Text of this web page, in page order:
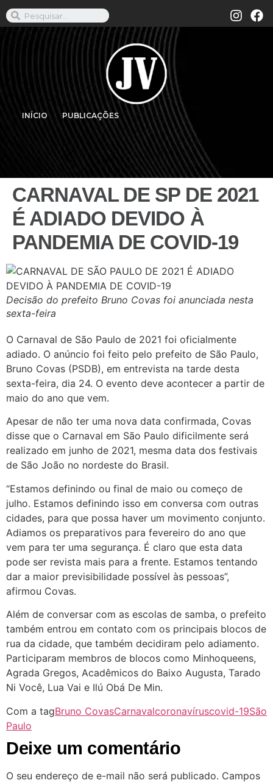
INÍCIO PUBLICAÇÕES
CARNAVAL DE SP DE 2021
É ADIADO DEVIDO À
PANDEMIA DE COVID-19
Decisão do prefeito Bruno Covas foi anunciada nesta
sexta-feira
O Carnaval de São Paulo de 2021 foi oficialmente
adiado. O anúncio foi feito pelo prefeito de São Paulo,
Bruno Covas (PSDB), em entrevista na tarde desta
sexta-feira, dia 24. O evento deve acontecer a partir de
maio do ano que vem.
Apesar de não ter uma nova data confirmada, Covas
disse que o Carnaval em São Paulo dificilmente será
realizado em junho de 2021, mesma data dos festivais
de São João no nordeste do Brasil.
“Estamos definindo ou final de maio ou começo de
julho. Estamos definindo isso em conversa com outras
cidades, para que possa haver um movimento conjunto.
Adiamos os preparativos para fevereiro do ano que
vem para ter uma segurança. É claro que esta data
pode ser revista mais para a frente. Estamos tentando
dar a maior previsibilidade possível às pessoas”,
afirmou Covas.
Além de conversar com as escolas de samba, o prefeito
também entrou em contato com os principais blocos de
rua da cidade, que também decidiram pelo adiamento.
Participaram membros de blocos como Minhoqueens,
Agrada Gregos, Acadêmicos do Baixo Augusta, Tarado
Ni Você, Lua Vai e Ilú Obá De Min.
Com a tagBruno CovasCarnavalcoronavíruscovid-19São
Paulo
Deixe um comentário
O seu endereço de e-mail não será publicado. Campos